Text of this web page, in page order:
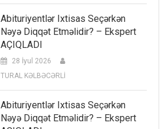
Abituriyentlər Ixtisas Seçərkən
Nəyə Diqqət Etməlidir? – Ekspert
AÇIQLADI
28 İyul 2026
TURAL KƏLBƏCƏRLİ
Abituriyentlər Ixtisas Seçərkən
Nəyə Diqqət Etməlidir? – Ekspert